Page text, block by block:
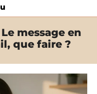
message en
que faire ?